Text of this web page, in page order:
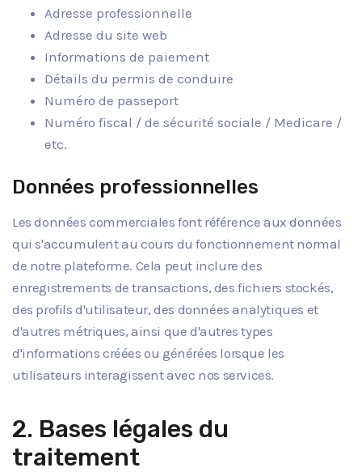
Adresse professionnelle
Adresse du site web
Informations de paiement
Détails du permis de conduire
Numéro de passeport
Numéro fiscal / de sécurité sociale / Medicare /
etc.
Données professionnelles
Les données commerciales font référence aux données
qui s'accumulent au cours du fonctionnement normal
de notre plateforme. Cela peut inclure des
enregistrements de transactions, des fichiers stockés,
des profils d'utilisateur, des données analytiques et
d'autres métriques, ainsi que d'autres types
d'informations créées ou générées lorsque les
utilisateurs interagissent avec nos services.
2. Bases légales du
traitement